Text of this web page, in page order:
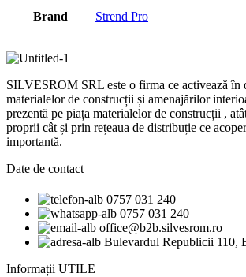
Brand Strend Pro
SILVESROM SRL este o firma ce activează în
materialelor de construcții și amenajărilor
prezentă pe piața materialelor de construcții ,
proprii cât și prin rețeaua de distribuție ce
importantă.
Date de contact
0757 031 240
0757 031 240
office@b2b.silvesrom.ro
Bulevardul Republicii 110,
Informații UTILE